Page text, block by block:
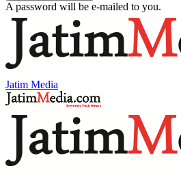
A password will be e-mailed to you.
Jatim Media